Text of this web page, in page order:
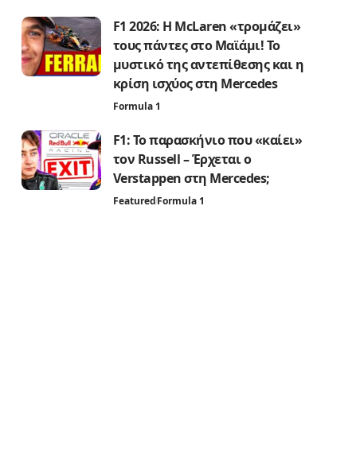
F1 2026: Η McLaren «τρομάζει»
τους πάντες στο Μαϊάμι! Το
μυστικό της αντεπίθεσης και η
κρίση ισχύος στη Mercedes
Formula 1
F1: Το παρασκήνιο που «καίει»
τον Russell – Έρχεται ο
Verstappen στη Mercedes;
FeaturedFormula 1